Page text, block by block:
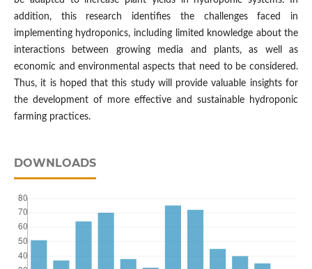
addition, this research identifies the challenges faced in
implementing hydroponics, including limited knowledge about the
interactions between growing media and plants, as well as
economic and environmental aspects that need to be considered.
Thus, it is hoped that this study will provide valuable insights for
the development of more effective and sustainable hydroponic
farming practices.
DOWNLOADS